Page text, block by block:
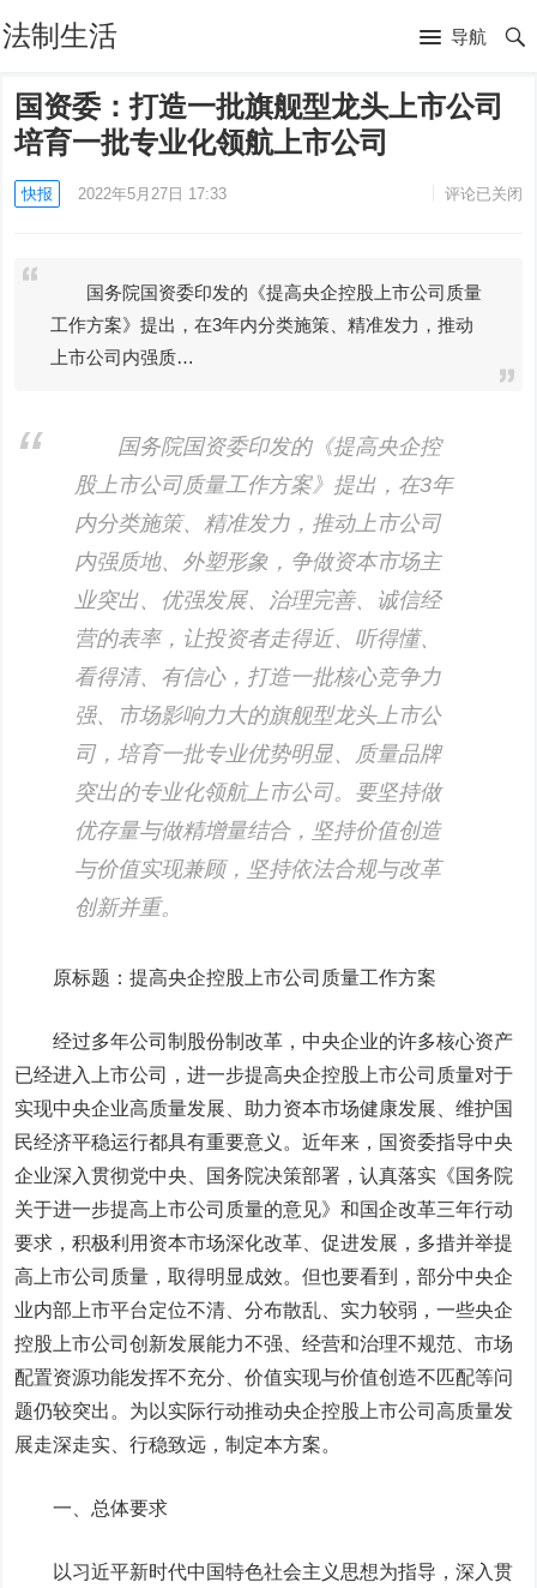
法制生活 导航
国资委：打造一批旗舰型龙头上市公司
培育一批专业化领航上市公司
快报 2022年5月27日 17:33 评论已关闭
国务院国资委印发的《提高央企控股上市公司质量
工作方案》提出，在3年内分类施策、精准发力，推动
上市公司内强质…
国务院国资委印发的《提高央企控
股上市公司质量工作方案》提出，在3年
内分类施策、精准发力，推动上市公司
内强质地、外塑形象，争做资本市场主
业突出、优强发展、治理完善、诚信经
营的表率，让投资者走得近、听得懂、
看得清、有信心，打造一批核心竞争力
强、市场影响力大的旗舰型龙头上市公
司，培育一批专业优势明显、质量品牌
突出的专业化领航上市公司。要坚持做
优存量与做精增量结合，坚持价值创造
与价值实现兼顾，坚持依法合规与改革
创新并重。
原标题：提高央企控股上市公司质量工作方案
经过多年公司制股份制改革，中央企业的许多核心资产
已经进入上市公司，进一步提高央企控股上市公司质量对于
实现中央企业高质量发展、助力资本市场健康发展、维护国
民经济平稳运行都具有重要意义。近年来，国资委指导中央
企业深入贯彻党中央、国务院决策部署，认真落实《国务院
关于进一步提高上市公司质量的意见》和国企改革三年行动
要求，积极利用资本市场深化改革、促进发展，多措并举提
高上市公司质量，取得明显成效。但也要看到，部分中央企
业内部上市平台定位不清、分布散乱、实力较弱，一些央企
控股上市公司创新发展能力不强、经营和治理不规范、市场
配置资源功能发挥不充分、价值实现与价值创造不匹配等问
题仍较突出。为以实际行动推动央企控股上市公司高质量发
展走深走实、行稳致远，制定本方案。
一、总体要求
以习近平新时代中国特色社会主义思想为指导，深入贯